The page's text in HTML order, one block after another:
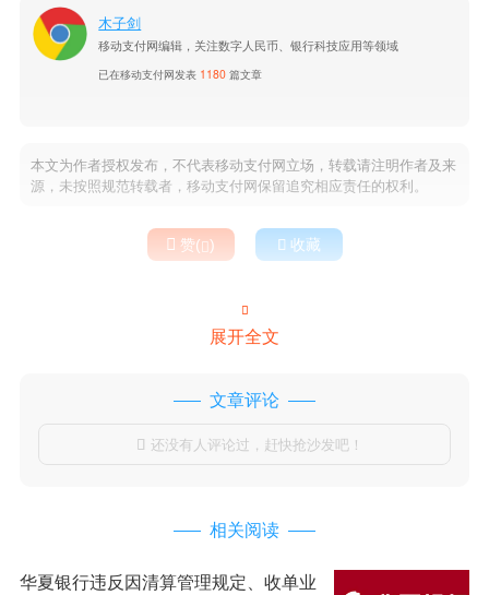
木子剑
移动支付网编辑，关注数字人民币、银行科技应用等领域
已在移动支付网发表 1180 篇文章
本文为作者授权发布，不代表移动支付网立场，转载请注明作者及来
源，未按照规范转载者，移动支付网保留追究相应责任的权利。
 赞()  收藏

展开全文
文章评论
 还没有人评论过，赶快抢沙发吧！
相关阅读
华夏银行违反因清算管理规定、收单业